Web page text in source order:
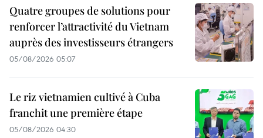
Quatre groupes de solutions pour
renforcer l’attractivité du Vietnam
auprès des investisseurs étrangers
05/08/2026 05:07
Le riz vietnamien cultivé à Cuba
franchit une première étape
05/08/2026 04:30